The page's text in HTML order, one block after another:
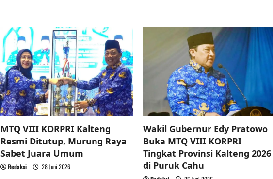
MTQ VIII KORPRI Kalteng
Resmi Ditutup, Murung Raya
Sabet Juara Umum
Redaksi 28 Juni 2026
Wakil Gubernur Edy Pratowo
Buka MTQ VIII KORPRI
Tingkat Provinsi Kalteng 2026
di Puruk Cahu